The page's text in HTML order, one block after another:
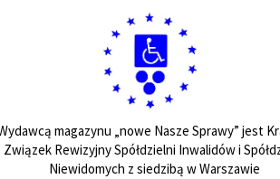
magazynu „nowe Nasze Sprawy” jest
Związek Rewizyjny Spółdzielni Inwalidów i
Niewidomych z siedzibą w Warszawie